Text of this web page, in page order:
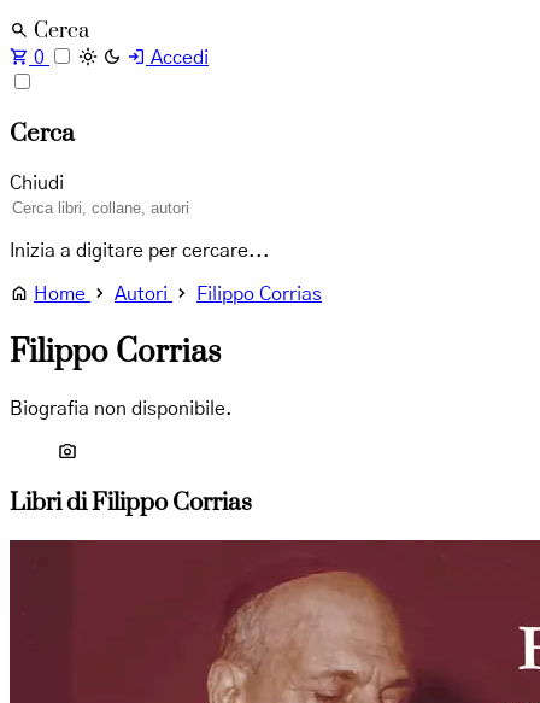
Cerca
0 Accedi
Cerca
Chiudi
Inizia a digitare per cercare...
Home Autori Filippo Corrias
Filippo Corrias
Biografia non disponibile.
Libri di Filippo Corrias